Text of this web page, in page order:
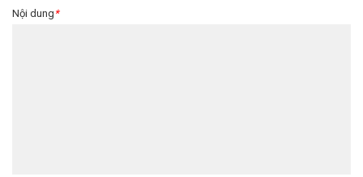
Nội dung *